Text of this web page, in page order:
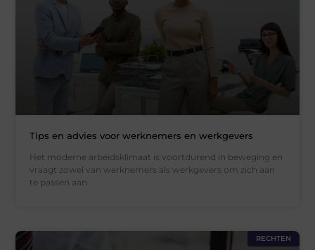
Tips en advies voor werknemers en werkgevers
Het moderne arbeidsklimaat is voortdurend in beweging en
vraagt zowel van werknemers als werkgevers om zich aan
te passen aan
RECHTEN